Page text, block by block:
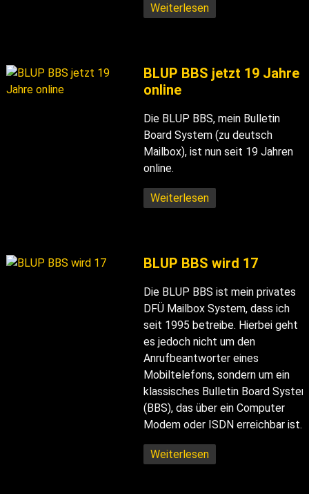
Weiterlesen
BLUP BBS jetzt 19 Jahre
online
Die BLUP BBS, mein Bulletin
Board System (zu deutsch
Mailbox), ist nun seit 19 Jahren
online.
Weiterlesen
BLUP BBS wird 17
Die BLUP BBS ist mein privates
DFÜ Mailbox System, dass ich
seit 1995 betreibe. Hierbei geht
es jedoch nicht um den
Anrufbeantworter eines
Mobiltelefons, sondern um ein
klassisches Bulletin Board
(BBS), das über ein Computer
Modem oder ISDN erreichbar ist.
Weiterlesen